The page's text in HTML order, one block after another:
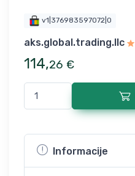
v1|376983597072|0
aks.global.trading.llc
114,26 €
Informacije